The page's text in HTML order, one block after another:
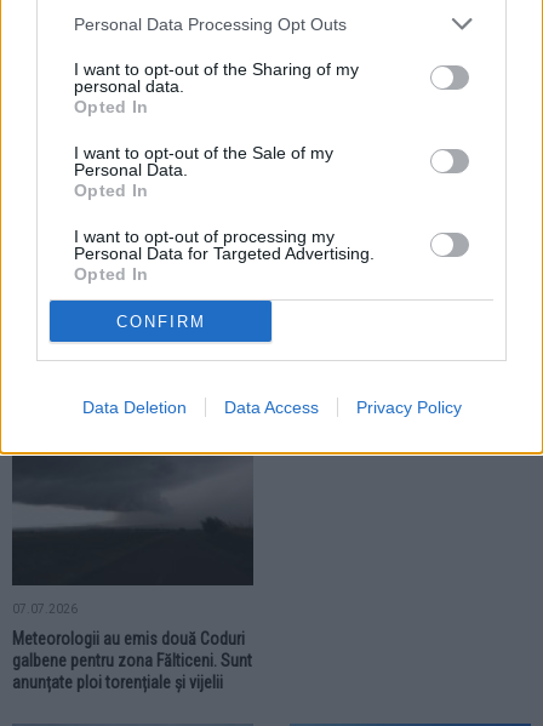
Personal Data Processing Opt Outs
I want to opt-out of the Sharing of my
personal data.
Opted In
I want to opt-out of the Sale of my
Personal Data.
Opted In
I want to opt-out of processing my
Personal Data for Targeted Advertising.
Opted In
CONFIRM
Data Deletion Data Access Privacy Policy
Deșeurile erau depozitate
ACTUALITATE
20.07.2026
Meteorologii au emis un nou Cod
portocaliu pentru zona Fălticeni.
Sunt anunțate furtuni și ploi
Meteorologii au emis Cod
07.07.2026
Meteorologii au emis două Coduri
galbene pentru zona Fălticeni. Sunt
anunțate ploi torențiale și vijelii